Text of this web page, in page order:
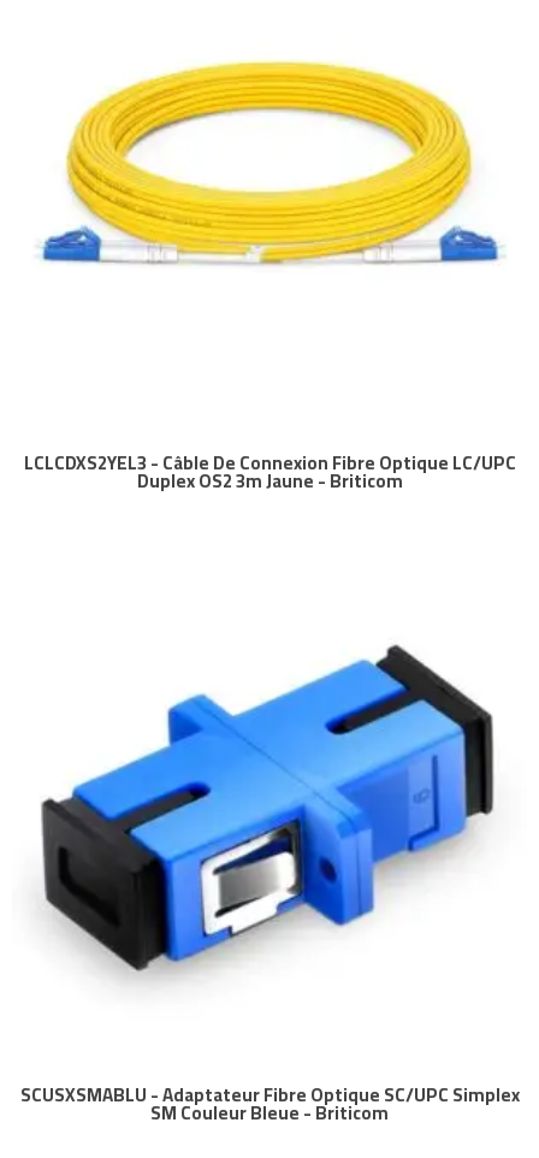
LCLCDXS2YEL3 - Câble De Connexion Fibre Optique LC/UPC
Duplex OS2 3m Jaune - Briticom
SCUSXSMABLU - Adaptateur Fibre Optique SC/UPC Simplex
SM Couleur Bleue - Briticom